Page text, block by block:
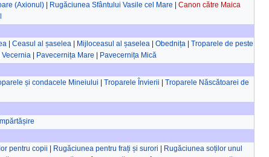
(Axionul) Rugăciunea Sfântului Vasile cel Mare
Canon către Maica
Ceasul al șaselea Mijloceasul al șaselea Obednița
Troparele de peste
Vecernia| Pavecernița Mare
Pavecernița Mică
și condacele Mineiului Troparele Învierii
Troparele Născătoarei de
pentru copii Rugăciunea pentru frați și surori
Rugăciunea soților unul